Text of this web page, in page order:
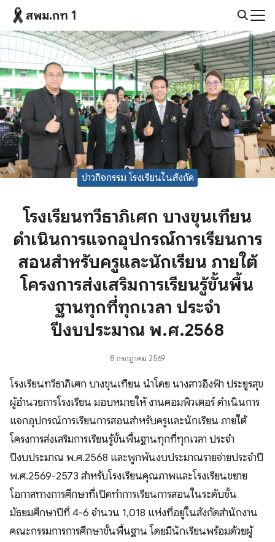
Skip
content
สพม.กท 1
Search
for:
ข่าวกิจกรรม โรงเรียนในสังกัด
โรงเรียนทวีธาภิเศก บางขุนเทียน
ดำเนินการแจกอุปกรณ์การเรียนการ
สอนสำหรับครูและนักเรียน ภายใต้
โครงการส่งเสริมการเรียนรู้ขั้นพื้น
ฐานทุกที่ทุกเวลา ประจำ
ปีงบประมาณ พ.ศ.2568
8 กรกฎาคม 2569
โรงเรียนทวีธาภิเศก บางขุนเทียน นำโดย นางสาวอิงฟ้า ประยูรสุข
ผู้อำนวยการโรงเรียน มอบหมายให้ งานคอมพิวเตอร์ ดำเนินการ
แจกอุปกรณ์การเรียนการสอนสำหรับครูและนักเรียน ภายใต้
โครงการส่งเสริมการเรียนรู้ขั้นพื้นฐานทุกที่ทุกเวลา ประจำ
ปีงบประมาณ พ.ศ.2568 และพูกพันงบประมาณรายจ่ายประจำปี
พ.ศ.2569-2573 สำหรับโรงเรียนคุณภาพและโรงเรียนขยาย
โอกาสทางการศึกษาที่เปิดทำการเรียนการสอนในระดับชั้น
มัธยมศึกษาปีที่ 4-6 จำนวน 1,018 แห่งที่อยู่ในสังกัดสำนักงาน
คณะกรรมการการศึกษาขั้นพื้นฐาน โดยมีนักเรียนพร้อมด้วยผู้